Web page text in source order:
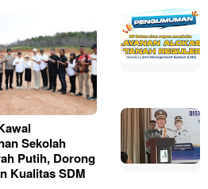
Sekolah
Putih, Dorong
Kualitas SDM